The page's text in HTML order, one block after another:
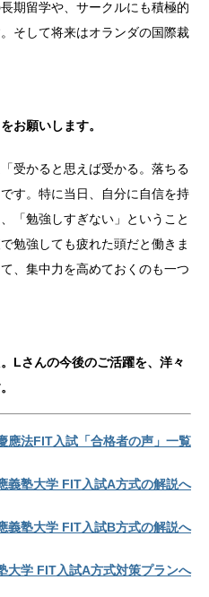
期留学や、サークルにも積極的
そして将来はオランダの国際裁
お願いします。
受かると思えば受かる。落ちる
す。特に当日、自分に自信を持
「勉強しすぎない」ということ
勉強しても疲れた頭だと働きま
、集中力を高めておくのも一つ
Lさんの今後のご活躍を、洋々
應法FIT入試「合格者の声」一覧
義塾大学 FIT入試A方式の解説へ
義塾大学 FIT入試B方式の解説へ
大学 FIT入試A方式対策プランへ